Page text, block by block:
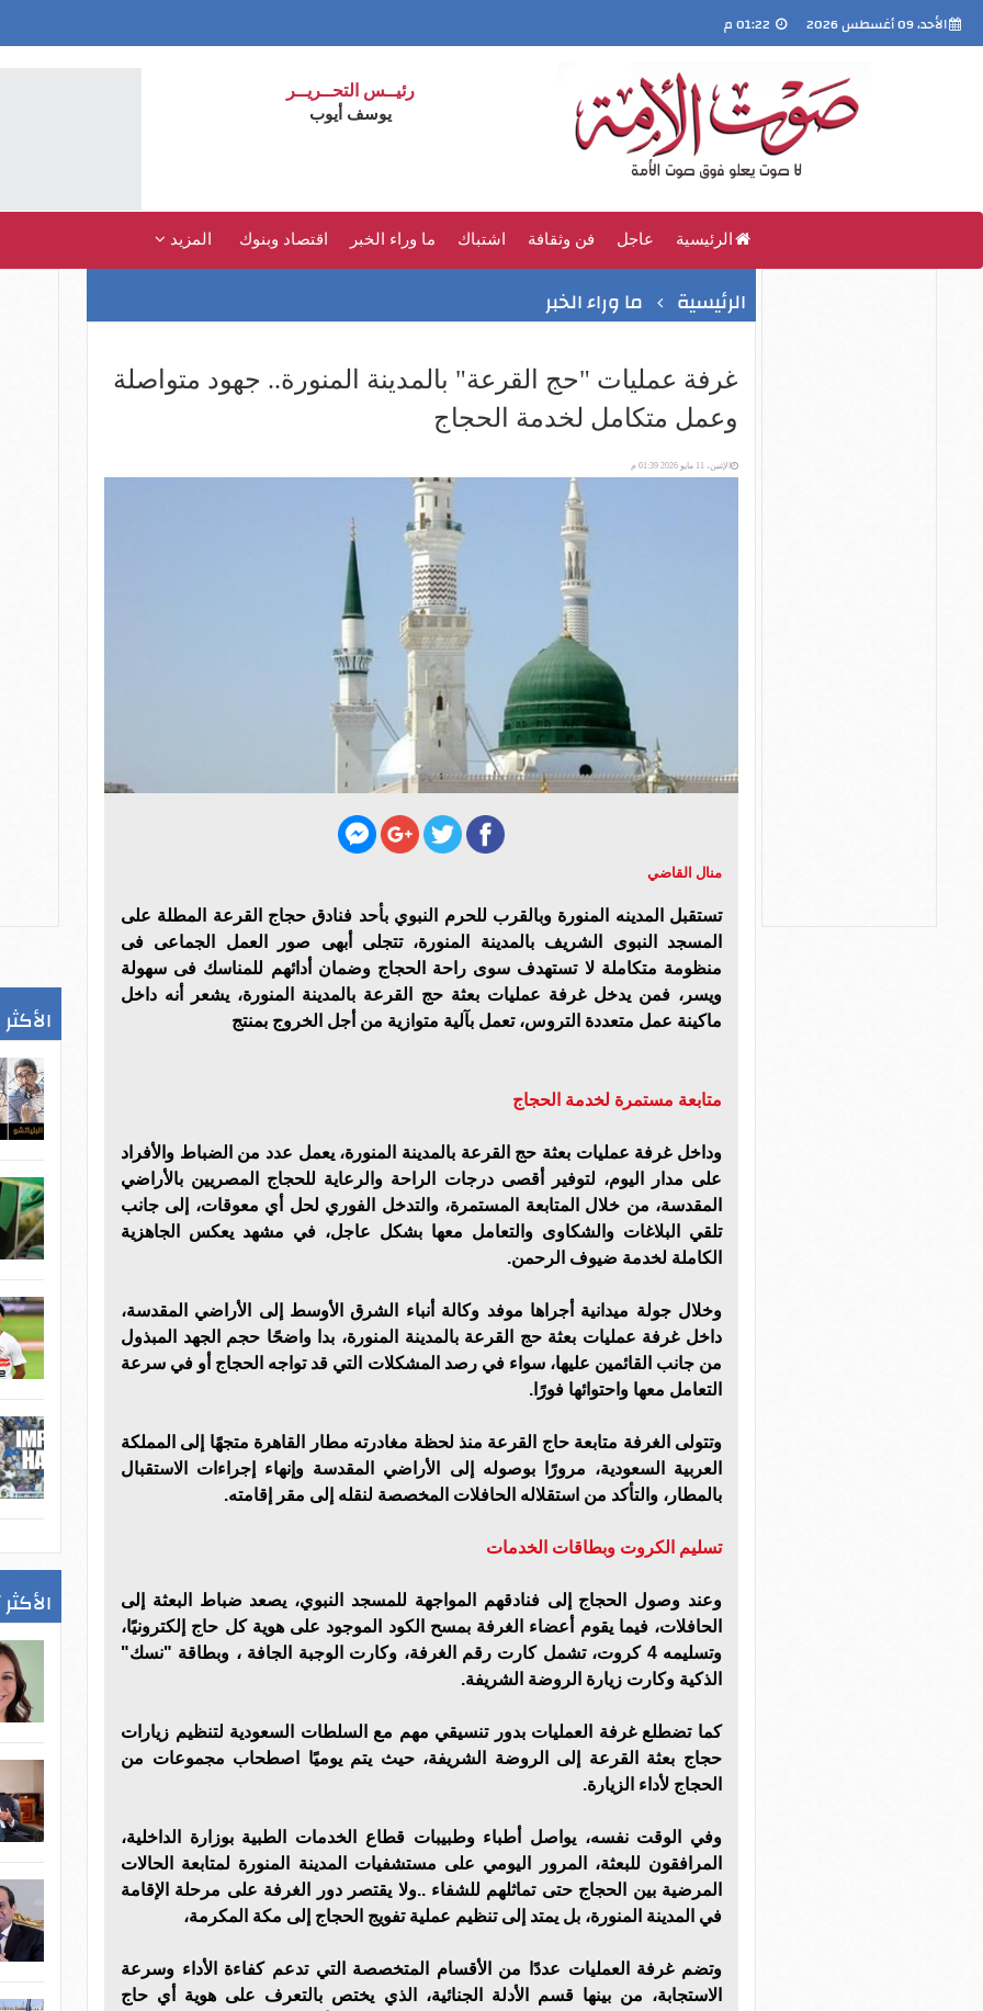
الأحد، 09 أغسطس 2026
رئيــس التحــريــر
يوسف أيوب
الرئيسية عاجل فن وثقافة اشتباك ما وراء الخبر اقتصاد وبنوك المزيد
الرئيسية ما وراء الخبر
غرفة عمليات "حج القرعة" بالمدينة المنورة.. جهود متواصلة
وعمل متكامل لخدمة الحجاج
الإثنين، 11 مايو 2026 01:39 م
منال القاضي
تستقبل المدينه المنورة وبالقرب للحرم النبوي بأحد فنادق حجاج القرعة المطلة على
المسجد النبوى الشريف بالمدينة المنورة، تتجلى أبهى صور العمل الجماعى فى
منظومة متكاملة لا تستهدف سوى راحة الحجاج وضمان أدائهم للمناسك فى سهولة
ويسر، فمن يدخل غرفة عمليات بعثة حج القرعة بالمدينة المنورة، يشعر أنه داخل
ماكينة عمل متعددة التروس، تعمل بآلية متوازية من أجل الخروج بمنتج
متابعة مستمرة لخدمة الحجاج
وداخل غرفة عمليات بعثة حج القرعة بالمدينة المنورة، يعمل عدد من الضباط والأفراد
على مدار اليوم، لتوفير أقصى درجات الراحة والرعاية للحجاج المصريين بالأراضي
المقدسة، من خلال المتابعة المستمرة، والتدخل الفوري لحل أي معوقات، إلى جانب
تلقي البلاغات والشكاوى والتعامل معها بشكل عاجل، في مشهد يعكس الجاهزية
الكاملة لخدمة ضيوف الرحمن.
وخلال جولة ميدانية أجراها موفد وكالة أنباء الشرق الأوسط إلى الأراضي المقدسة،
داخل غرفة عمليات بعثة حج القرعة بالمدينة المنورة، بدا واضحًا حجم الجهد المبذول
من جانب القائمين عليها، سواء في رصد المشكلات التي قد تواجه الحجاج أو في سرعة
التعامل معها واحتوائها فورًا.
وتتولى الغرفة متابعة حاج القرعة منذ لحظة مغادرته مطار القاهرة متجهًا إلى المملكة
العربية السعودية، مرورًا بوصوله إلى الأراضي المقدسة وإنهاء إجراءات الاستقبال
بالمطار، والتأكد من استقلاله الحافلات المخصصة لنقله إلى مقر إقامته.
تسليم الكروت وبطاقات الخدمات
وعند وصول الحجاج إلى فنادقهم المواجهة للمسجد النبوي، يصعد ضباط البعثة إلى
الحافلات، فيما يقوم أعضاء الغرفة بمسح الكود الموجود على هوية كل حاج إلكترونيًا،
وتسليمه 4 كروت، تشمل كارت رقم الغرفة، وكارت الوجبة الجافة ، وبطاقة "نسك"
الذكية وكارت زيارة الروضة الشريفة.
كما تضطلع غرفة العمليات بدور تنسيقي مهم مع السلطات السعودية لتنظيم زيارات
حجاج بعثة القرعة إلى الروضة الشريفة، حيث يتم يوميًا اصطحاب مجموعات من
الحجاج لأداء الزيارة.
وفي الوقت نفسه، يواصل أطباء وطبيبات قطاع الخدمات الطبية بوزارة الداخلية،
المرافقون للبعثة، المرور اليومي على مستشفيات المدينة المنورة لمتابعة الحالات
المرضية بين الحجاج حتى تماثلهم للشفاء ..ولا يقتصر دور الغرفة على مرحلة الإقامة
في المدينة المنورة، بل يمتد إلى تنظيم عملية تفويج الحجاج إلى مكة المكرمة،
وتضم غرفة العمليات عددًا من الأقسام المتخصصة التي تدعم كفاءة الأداء وسرعة
الاستجابة، من بينها قسم الأدلة الجنائية، الذي يختص بالتعرف على هوية أي حاج